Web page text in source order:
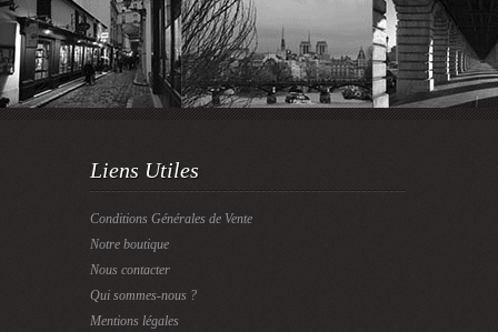
Liens Utiles
Conditions Générales de Vente
Notre boutique
Nous contacter
Qui sommes-nous ?
Mentions légales